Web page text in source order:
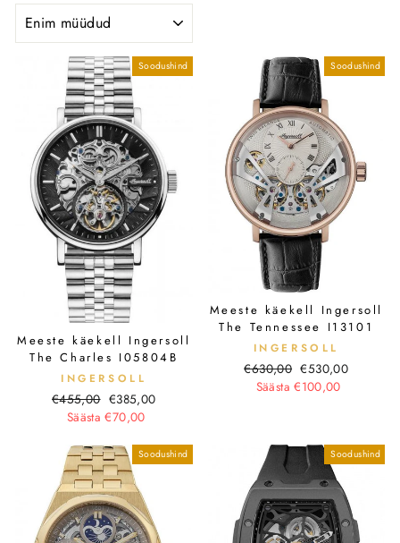
Soodushind
Meeste käekell Ingersoll
The Charles I05804B
INGERSOLL
Tavahind
€455,00 Soodushind
€385,00
Säästa €70,00
Soodushind
Meeste käekell Ingersoll
The Tennessee I13101
INGERSOLL
Tavahind
€630,00 Soodushind
€530,00
Säästa €100,00
Soodushind Soodushind